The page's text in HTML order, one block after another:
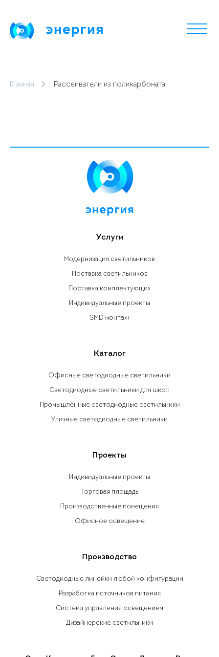
Главная Рассеиватели из поликарбоната
Услуги
Модернизация светильников
Поставка светильников
Поставка комплектующих
Индивидуальные проекты
SMD монтаж
Каталог
Офисные светодиодные светильники
Светодиодные светильники для школ
Промышленные светодиодные светильники
Уличные светодиодные светильники
Проекты
Индивидуальные проекты
Торговая площадь
Производственные помещения
Офисное освещение
Производство
Светодиодные линейки любой конфигурации
Разработка источников питания
Система управления освещением
Дизайнерские светильники